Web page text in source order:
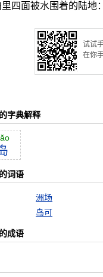
四面被水围着的陆地
试试
在你
字典解释
词语
洲场
岛可
成语